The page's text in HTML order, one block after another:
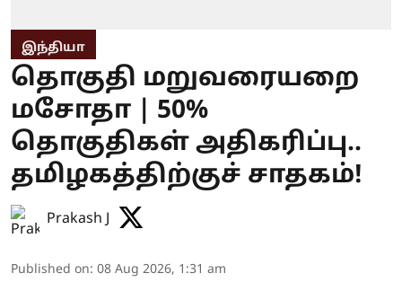
இந்தியா
தொகுதி மறுவரையறை
மசோதா | 50%
தொகுதிகள் அதிகரிப்பு..
தமிழகத்திற்குச் சாதகம்!
Prakash J
Published on: 08 Aug 2026, 1:31 am